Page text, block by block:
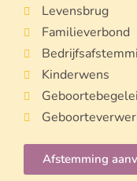
Levensbrug
Familieverbond
Kinderwens
Afstemming